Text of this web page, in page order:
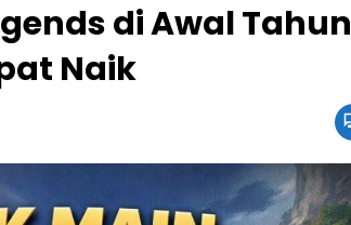
di Awal Tahun
Naik